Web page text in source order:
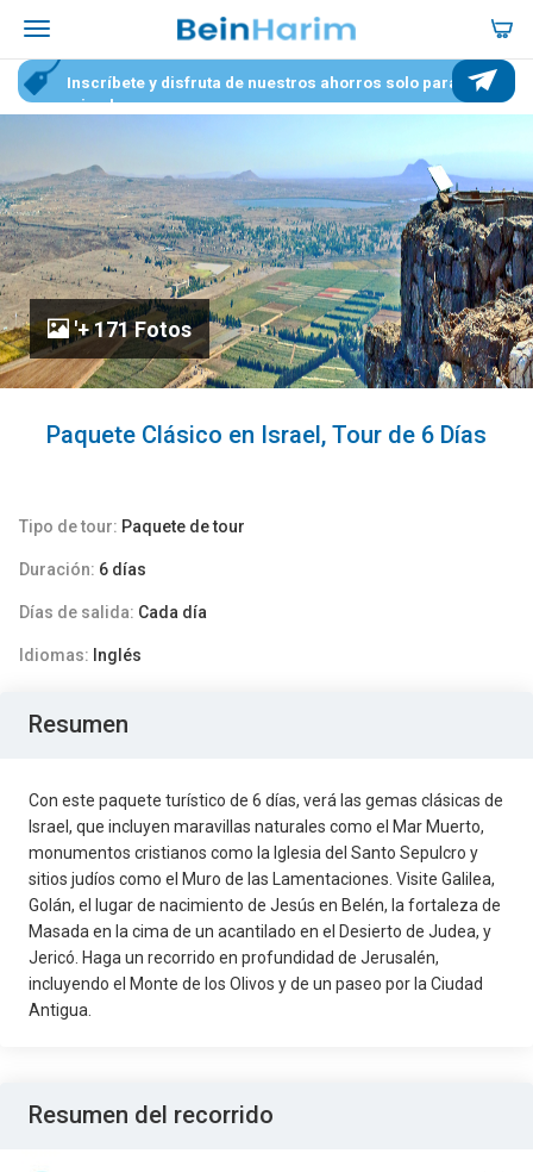
Inscríbete y disfruta de nuestros ahorros solo para
miembros
'+ 171 Fotos
Paquete Clásico en Israel, Tour de 6 Días
Tipo de tour: Paquete de tour
Duración: 6 días
Días de salida: Cada día
Idiomas: Inglés
Resumen
Con este paquete turístico de 6 días, verá las gemas clásicas de
Israel, que incluyen maravillas naturales como el Mar Muerto,
monumentos cristianos como la Iglesia del Santo Sepulcro y
sitios judíos como el Muro de las Lamentaciones. Visite Galilea,
Golán, el lugar de nacimiento de Jesús en Belén, la fortaleza de
Masada en la cima de un acantilado en el Desierto de Judea, y
Jericó. Haga un recorrido en profundidad de Jerusalén,
incluyendo el Monte de los Olivos y de un paseo por la Ciudad
Antigua.
Resumen del recorrido